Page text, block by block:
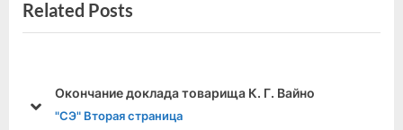
записям
e
v
u
t
Related Posts
Окончание доклада товарища К. Г. Вайно
"СЭ" Вторая страница
prev
next